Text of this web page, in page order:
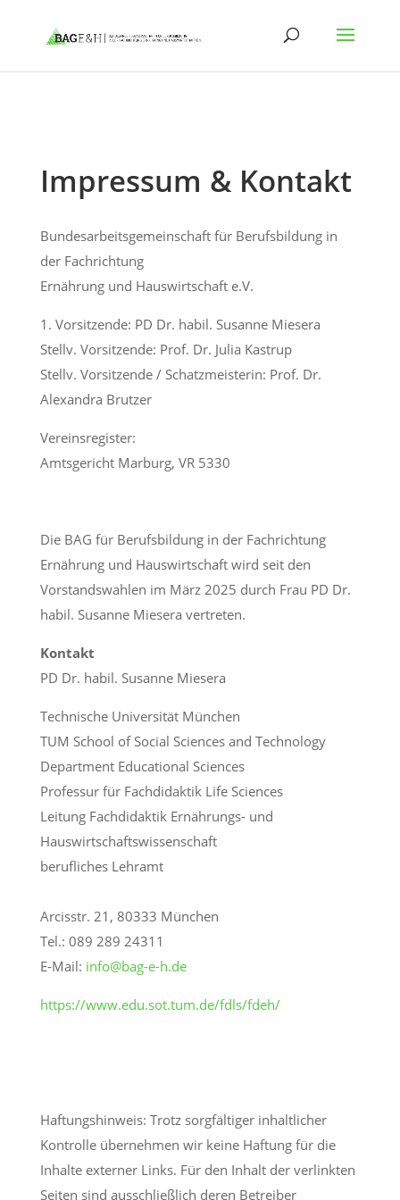
Impressum & Kontakt
Bundesarbeitsgemeinschaft für Berufsbildung in
der Fachrichtung
Ernährung und Hauswirtschaft e.V.
1. Vorsitzende: PD Dr. habil. Susanne Miesera
Stellv. Vorsitzende: Prof. Dr. Julia Kastrup
Stellv. Vorsitzende / Schatzmeisterin: Prof. Dr.
Alexandra Brutzer
Vereinsregister:
Amtsgericht Marburg, VR 5330
Die BAG für Berufsbildung in der Fachrichtung
Ernährung und Hauswirtschaft wird seit den
Vorstandswahlen im März 2025 durch Frau PD Dr.
habil. Susanne Miesera vertreten.
Kontakt
PD Dr. habil. Susanne Miesera
Technische Universität München
TUM School of Social Sciences and Technology
Department Educational Sciences
Professur für Fachdidaktik Life Sciences
Leitung Fachdidaktik Ernährungs- und
Hauswirtschaftswissenschaft
berufliches Lehramt
Arcisstr. 21, 80333 München
Tel.: 089 289 24311
E-Mail: info@bag-e-h.de
https://www.edu.sot.tum.de/fdls/fdeh/
Haftungshinweis: Trotz sorgfältiger inhaltlicher
Kontrolle übernehmen wir keine Haftung für die
Inhalte externer Links. Für den Inhalt der verlinkten
Seiten sind ausschließlich deren Betreiber